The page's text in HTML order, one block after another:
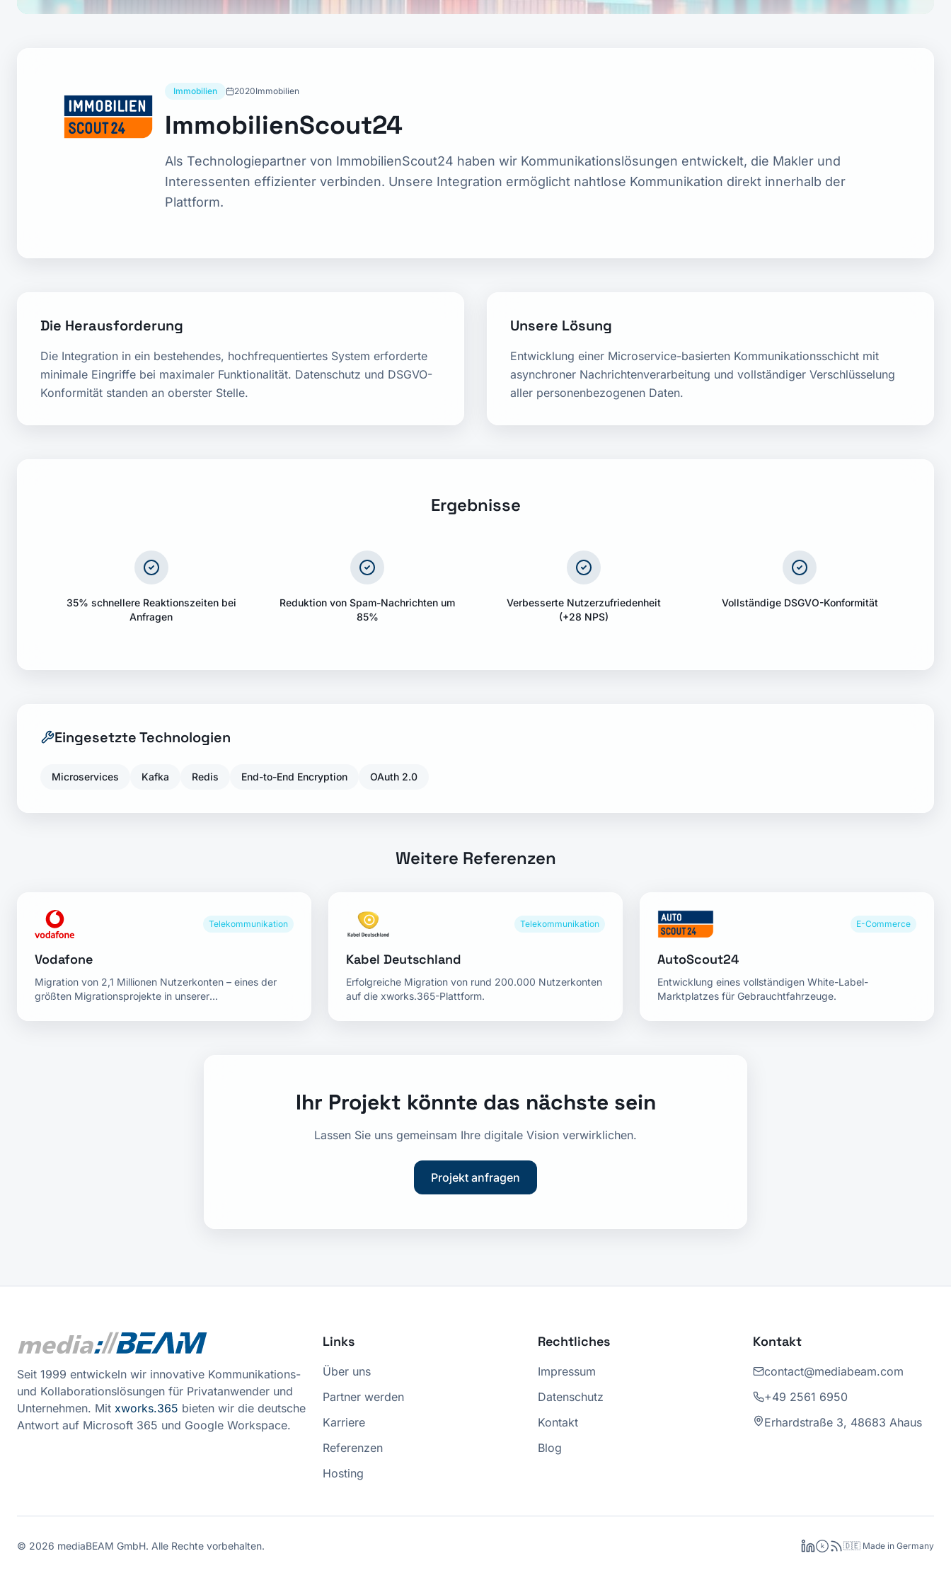
Immobilien 2020Immobilien
ImmobilienScout24
Als Technologiepartner von ImmobilienScout24 haben wir Kommunikationslösungen entwickelt, die Makler und
Interessenten effizienter verbinden. Unsere Integration ermöglicht nahtlose Kommunikation direkt innerhalb der
Plattform.
Die Herausforderung
Die Integration in ein bestehendes, hochfrequentiertes System erforderte
minimale Eingriffe bei maximaler Funktionalität. Datenschutz und DSGVO-
Konformität standen an oberster Stelle.
Unsere Lösung
Entwicklung einer Microservice-basierten Kommunikationsschicht mit
asynchroner Nachrichtenverarbeitung und vollständiger Verschlüsselung
aller personenbezogenen Daten.
Ergebnisse
35% schnellere Reaktionszeiten bei
Anfragen
Reduktion von Spam-Nachrichten um
85%
Verbesserte Nutzerzufriedenheit
(+28 NPS)
Vollständige DSGVO-Konformität
Eingesetzte Technologien
Microservices Kafka Redis End-to-End Encryption OAuth 2.0
Weitere Referenzen
Telekommunikation
Vodafone
Migration von 2,1 Millionen Nutzerkonten – eines der
größten Migrationsprojekte in unserer
Telekommunikation
Kabel Deutschland
Erfolgreiche Migration von rund 200.000 Nutzerkonten
auf die xworks.365-Plattform.
E-Commerce
AutoScout24
Entwicklung eines vollständigen White-Label-
Marktplatzes für Gebrauchtfahrzeuge.
Ihr Projekt könnte das nächste sein
Lassen Sie uns gemeinsam Ihre digitale Vision verwirklichen.
Projekt anfragen
Seit 1999 entwickeln wir innovative Kommunikations-
und Kollaborationslösungen für Privatanwender und
Unternehmen. Mit xworks.365 bieten wir die deutsche
Antwort auf Microsoft 365 und Google Workspace.
Links
Über uns
Partner werden
Karriere
Referenzen
Hosting
Rechtliches
Impressum
Datenschutz
Kontakt
Blog
Kontakt
contact@mediabeam.com
+49 2561 6950
Erhardstraße 3, 48683 Ahaus
© 2026 mediaBEAM GmbH. Alle Rechte vorbehalten. k 🇩🇪 Made in Germany